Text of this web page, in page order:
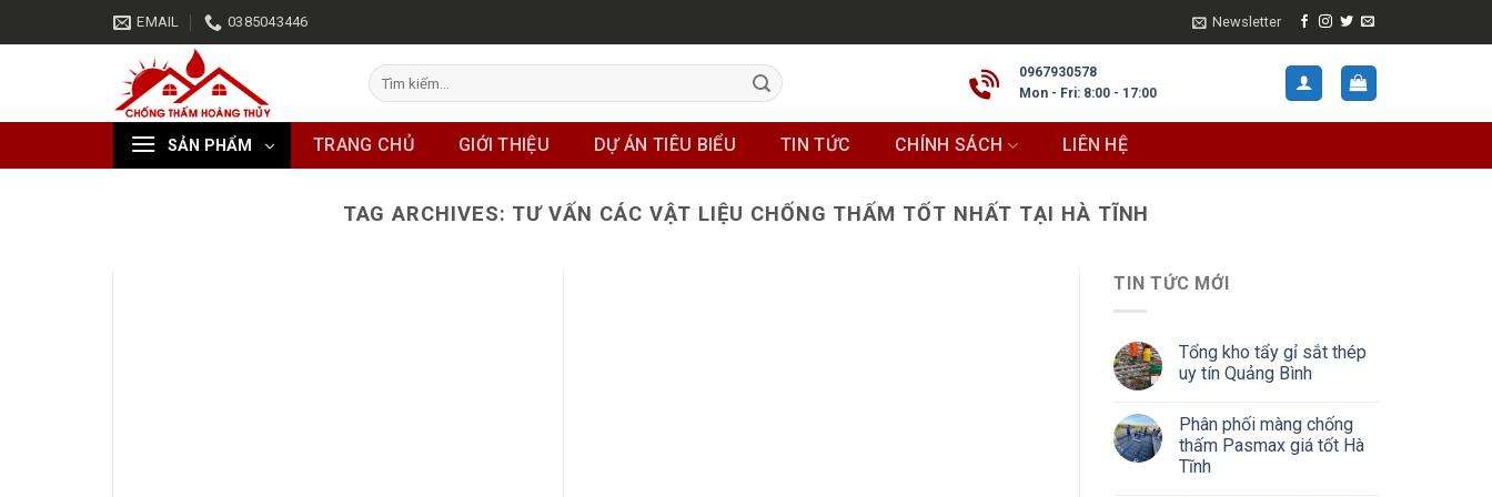
to
EMAIL 0385043446 Newsletter
Tìm
kiếm:
0967930578
Mon - Fri: 8:00 - 17:00
SẢN PHẨM TRANG CHỦ GIỚI THIỆU DỰ ÁN TIÊU BIỂU TIN TỨC CHÍNH SÁCH LIÊN HỆ
TAG ARCHIVES: TƯ VẤN CÁC VẬT LIỆU CHỐNG THẤM TỐT NHẤT TẠI HÀ TĨNH
TIN TỨC MỚI
Tổng kho tẩy gỉ sắt thép
uy tín Quảng Bình
Phân phối màng chống
thấm Pasmax giá tốt Hà
Tĩnh